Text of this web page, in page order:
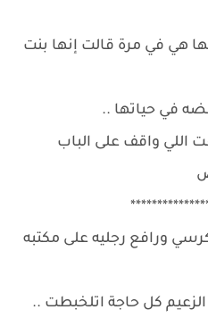
هي في مرة قالت إنها بنت
في حياتها ..
اللي واقف على الباب
ورافع رجليه على مكتبه
الزعيم كل حاجة اتلخبطت ..